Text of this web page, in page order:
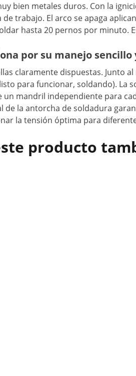
bien metales duros. Con la
trabajo. El arco se apaga
hasta 20 pernos por minuto.
por su manejo sencillo
claramente dispuestas. Junto
para funcionar, soldando).
mandril independiente para
de la antorcha de soldadura
la tensión óptima para
producto